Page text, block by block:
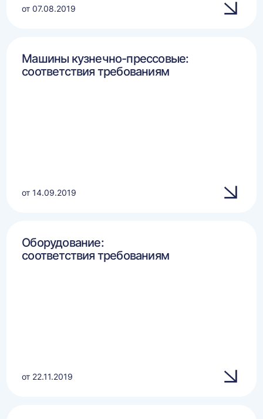
от 07.08.2019
Машины кузнечно-прессовые:
соответствия требованиям
от 14.09.2019
Оборудование:
соответствия требованиям
от 22.11.2019